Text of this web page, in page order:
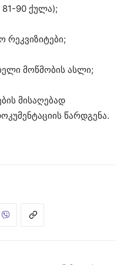
81-90 ქულა);
რეკვიზიტები;
მოწმობის ასლი;
მისაღებად
წარდგენა.